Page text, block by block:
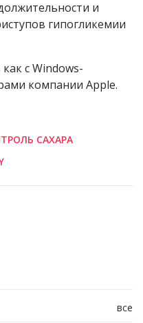
и
гипогликемии
с Windows-
компании Apple.
САХАРА
все